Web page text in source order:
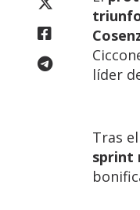
líder
Tras
sprint